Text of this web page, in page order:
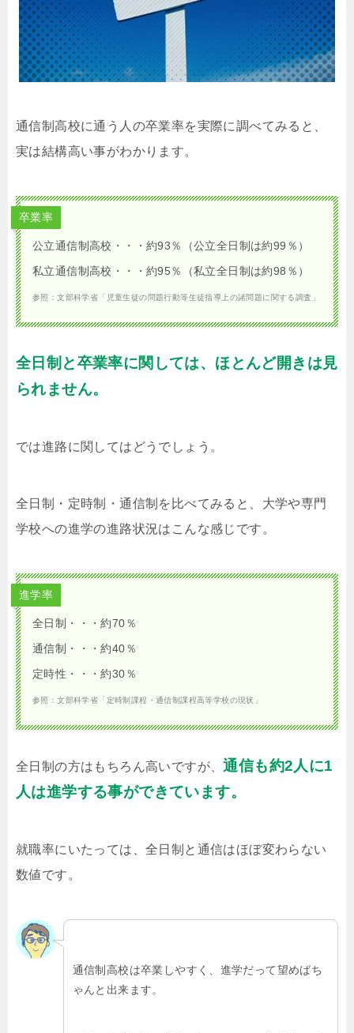
通信制高校に通う人の卒業率を実際に調べてみると、
実は結構高い事がわかります。
卒業率
公立通信制高校・・・約93％（公立全日制は約99％）
私立通信制高校・・・約95％（私立全日制は約98％）
参照：文部科学省「児童生徒の問題行動等生徒指導上の諸問題に関する調査」
全日制と卒業率に関しては、ほとんど開きは見
られません。
では進路に関してはどうでしょう。
全日制・定時制・通信制を比べてみると、大学や専門
学校への進学の進路状況はこんな感じです。
進学率
全日制・・・約70％
通信制・・・約40％
定時性・・・約30％
参照：文部科学省「定時制課程・通信制課程高等学校の現状」
全日制の方はもちろん高いですが、通信も約2人に1
人は進学する事ができています。
就職率にいたっては、全日制と通信はほぼ変わらない
数値です。
通信制高校は卒業しやすく、進学だって望めばち
ゃんと出来ます。